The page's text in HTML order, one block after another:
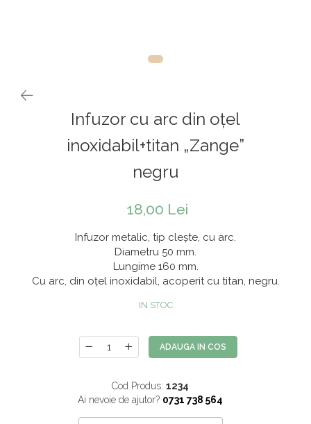
Infuzor cu arc din oţel
inoxidabil+titan „Zange”
negru
18,00 Lei
Infuzor metalic, tip clește, cu arc.
Diametru 50 mm.
Lungime 160 mm.
Cu arc, din oțel inoxidabil, acoperit cu titan, negru.
IN STOC
ADAUGA IN COS
Cod Produs: 1234
Ai nevoie de ajutor? 0731 738 564